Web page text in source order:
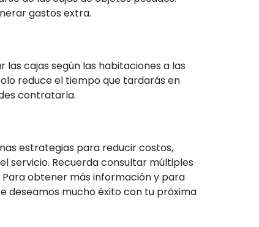
gastos extra.
cajas según las habitaciones a las
reduce el tiempo que tardarás en
contratarla.
estrategias para reducir costos,
servicio. Recuerda consultar múltiples
obtener más información y para
deseamos mucho éxito con tu próxima